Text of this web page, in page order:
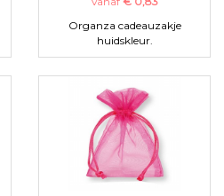
Organza cadeauzakje
huidskleur.